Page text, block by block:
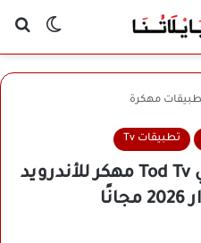
الوضع
مهكرة
تطبيقات Tv
تحميل تطبيق تود تي في Tod Tv مهكر للأندرويد